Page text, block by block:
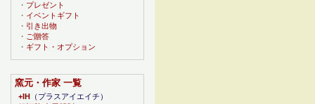
・ プレゼント
・ イベントギフト
・ 引き出物
・ ご贈答
・ ギフト・オプション
窯元・作家 一覧
+IH
（プラスアイエイチ）